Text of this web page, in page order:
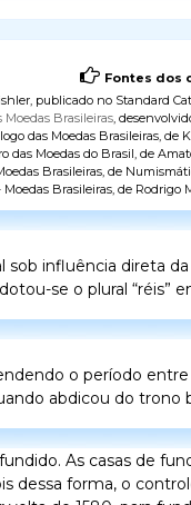
Fontes dos
publicado no Standard
Moedas Brasileiras,
das Moedas Brasileiras, de
das Moedas do Brasil, de
Brasileiras, de
Brasileiras, de Rodrigo
sob influência direta
se o plural “réis”
o período entre
abdicou do trono
As casas de
dessa forma, o